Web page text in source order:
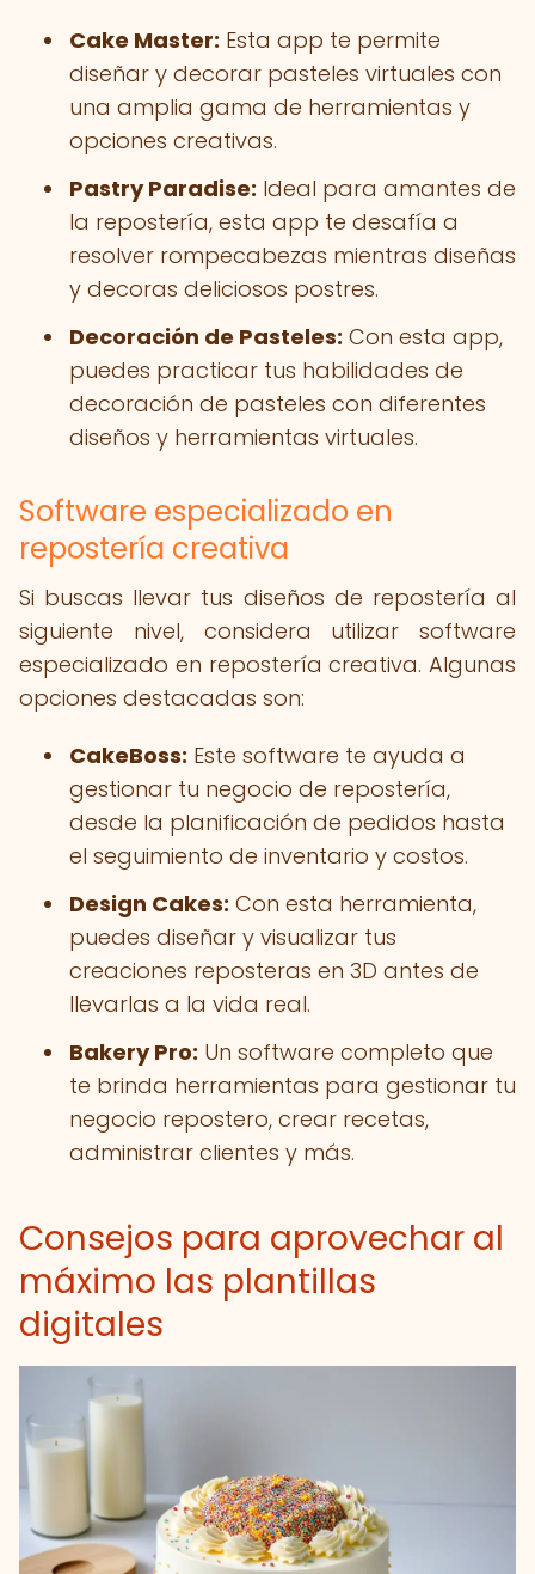
Cake Master: Esta app te permite
diseñar y decorar pasteles virtuales con
una amplia gama de herramientas y
opciones creativas.
Pastry Paradise: Ideal para amantes de
la repostería, esta app te desafía a
resolver rompecabezas mientras diseñas
y decoras deliciosos postres.
Decoración de Pasteles: Con esta app,
puedes practicar tus habilidades de
decoración de pasteles con diferentes
diseños y herramientas virtuales.
Software especializado en
repostería creativa
Si buscas llevar tus diseños de repostería al
siguiente nivel, considera utilizar software
especializado en repostería creativa. Algunas
opciones destacadas son:
CakeBoss: Este software te ayuda a
gestionar tu negocio de repostería,
desde la planificación de pedidos hasta
el seguimiento de inventario y costos.
Design Cakes: Con esta herramienta,
puedes diseñar y visualizar tus
creaciones reposteras en 3D antes de
llevarlas a la vida real.
Bakery Pro: Un software completo que
te brinda herramientas para gestionar tu
negocio repostero, crear recetas,
administrar clientes y más.
Consejos para aprovechar al
máximo las plantillas
digitales